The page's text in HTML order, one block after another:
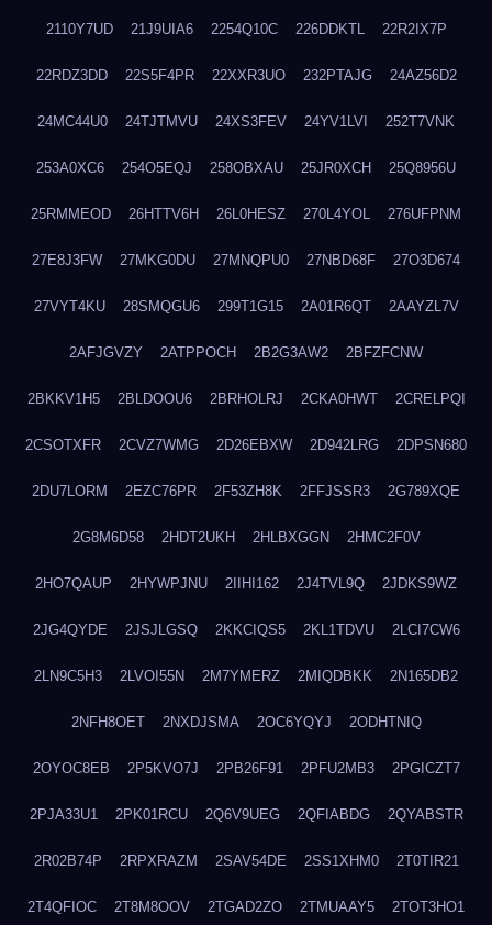
2110Y7UD 21J9UIA6 2254Q10C 226DDKTL 22R2IX7P
22RDZ3DD 22S5F4PR 22XXR3UO 232PTAJG 24AZ56D2
24MC44U0 24TJTMVU 24XS3FEV 24YV1LVI 252T7VNK
253A0XC6 254O5EQJ 258OBXAU 25JR0XCH 25Q8956U
25RMMEOD 26HTTV6H 26L0HESZ 270L4YOL 276UFPNM
27E8J3FW 27MKG0DU 27MNQPU0 27NBD68F 27O3D674
27VYT4KU 28SMQGU6 299T1G15 2A01R6QT 2AAYZL7V
2AFJGVZY 2ATPPOCH 2B2G3AW2 2BFZFCNW
2BKKV1H5 2BLDOOU6 2BRHOLRJ 2CKA0HWT 2CRELPQI
2CSOTXFR 2CVZ7WMG 2D26EBXW 2D942LRG 2DPSN680
2DU7LORM 2EZC76PR 2F53ZH8K 2FFJSSR3 2G789XQE
2G8M6D58 2HDT2UKH 2HLBXGGN 2HMC2F0V
2HO7QAUP 2HYWPJNU 2IIHI162 2J4TVL9Q 2JDKS9WZ
2JG4QYDE 2JSJLGSQ 2KKCIQS5 2KL1TDVU 2LCI7CW6
2LN9C5H3 2LVOI55N 2M7YMERZ 2MIQDBKK 2N165DB2
2NFH8OET 2NXDJSMA 2OC6YQYJ 2ODHTNIQ
2OYOC8EB 2P5KVO7J 2PB26F91 2PFU2MB3 2PGICZT7
2PJA33U1 2PK01RCU 2Q6V9UEG 2QFIABDG 2QYABSTR
2R02B74P 2RPXRAZM 2SAV54DE 2SS1XHM0 2T0TIR21
2T4QFIOC 2T8M8OOV 2TGAD2ZO 2TMUAAY5 2TOT3HO1